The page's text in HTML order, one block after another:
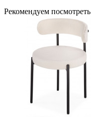
Рекомендуем посмотреть